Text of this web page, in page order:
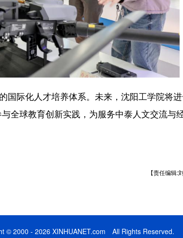
际化人才培养体系。未来，沈阳工学院将
全球教育创新实践，为服务中泰人文交流与
【责任编辑:
© 2000 - 2026 XINHUANET.com All Rights Reserved.